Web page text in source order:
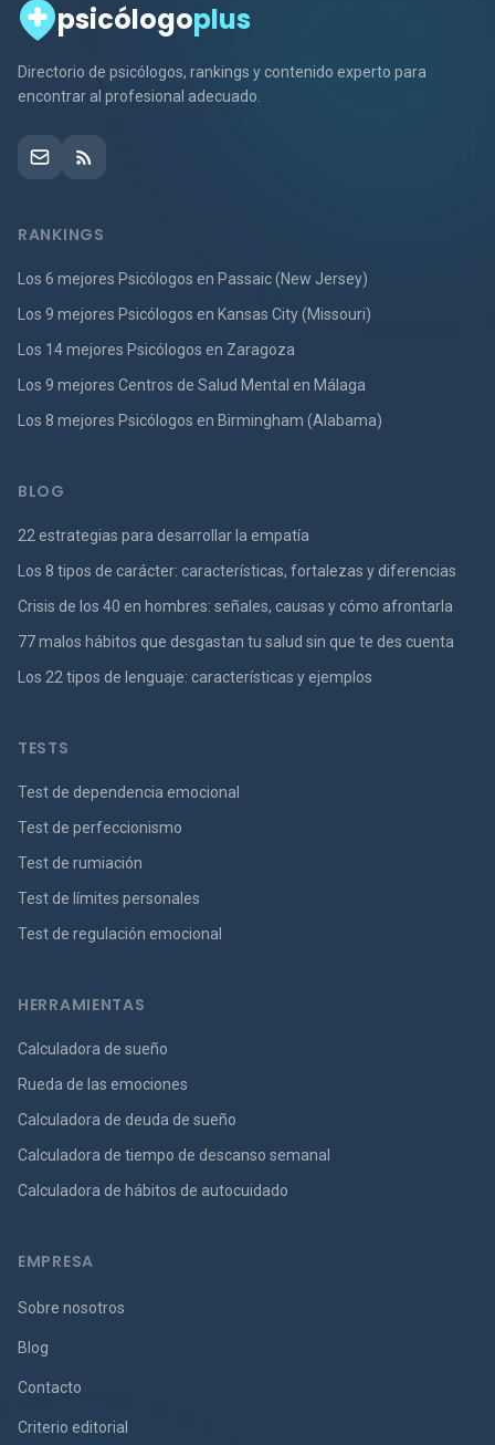
psicólogoplus
Directorio de psicólogos, rankings y contenido experto para
encontrar al profesional adecuado.
RANKINGS
Los 6 mejores Psicólogos en Passaic (New Jersey)
Los 9 mejores Psicólogos en Kansas City (Missouri)
Los 14 mejores Psicólogos en Zaragoza
Los 9 mejores Centros de Salud Mental en Málaga
Los 8 mejores Psicólogos en Birmingham (Alabama)
BLOG
22 estrategias para desarrollar la empatía
Los 8 tipos de carácter: características, fortalezas y diferencias
Crisis de los 40 en hombres: señales, causas y cómo afrontarla
77 malos hábitos que desgastan tu salud sin que te des cuenta
Los 22 tipos de lenguaje: características y ejemplos
TESTS
Test de dependencia emocional
Test de perfeccionismo
Test de rumiación
Test de límites personales
Test de regulación emocional
HERRAMIENTAS
Calculadora de sueño
Rueda de las emociones
Calculadora de deuda de sueño
Calculadora de tiempo de descanso semanal
Calculadora de hábitos de autocuidado
EMPRESA
Sobre nosotros
Blog
Contacto
Criterio editorial